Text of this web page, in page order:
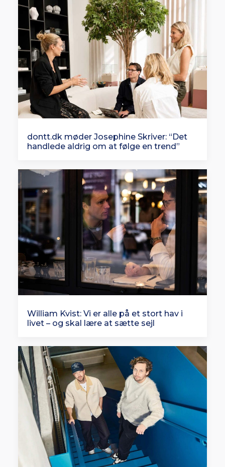
dontt.dk møder Josephine Skriver: “Det
handlede aldrig om at følge en trend”
William Kvist: Vi er alle på et stort hav i
livet – og skal lære at sætte sejl